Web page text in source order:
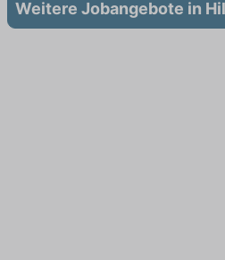
Weitere Jobangebote in